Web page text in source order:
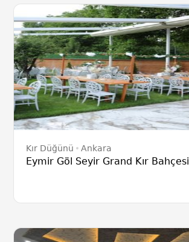
Kır Düğünü Ankara
Eymir Göl Seyir Grand Kır Bahçesi